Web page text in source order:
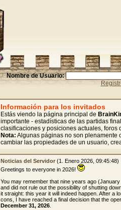
Nombre de Usuario:
Información para los invitados
Estás viendo la página principal de
importante - estadísticas de las partidas
clasificaciones y posiciones actuales, foros
Nota: Algunas páginas no son plenamente
cambiar las propiedades de un usuario,
Noticias del Servidor (1. Enero 2026, 09:45:48)
Greetings to everyone in 2026!
You may remember that nine years ago
and did not rule out the possibility of shutting
it straight: this year it will indeed happen. After a
cons, I have reached a final decision that the
December 31, 2026